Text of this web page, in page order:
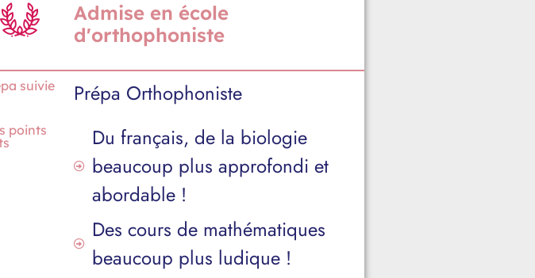
Admise en école
d'orthophoniste
suivie Prépa Orthophoniste
points
Du français, de la biologie
beaucoup plus approfondi et
abordable !
Des cours de mathématiques
beaucoup plus ludique !